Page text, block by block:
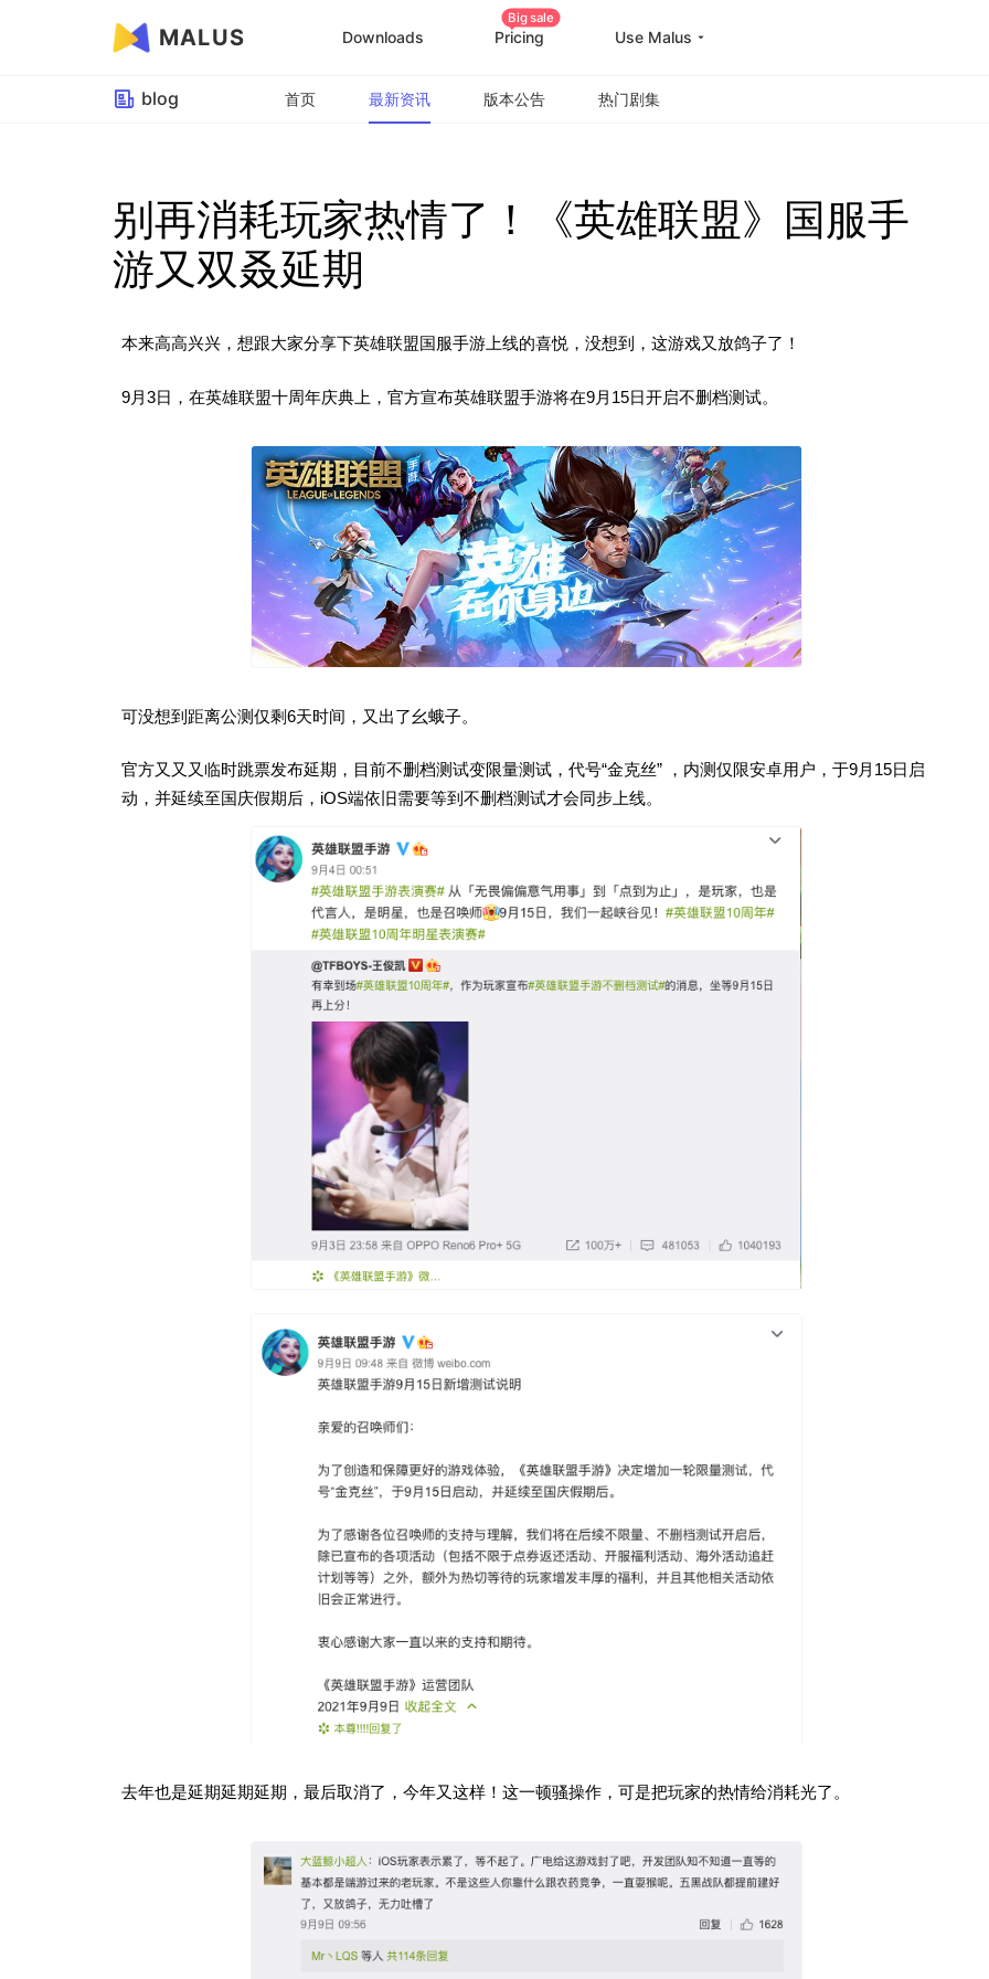
MALUS Downloads Pricing
Big sale
Use Malus
blog 首页 最新资讯 版本公告 热门剧集
别再消耗玩家热情了！《英雄联盟》国服手
游又双叒延期
本来高高兴兴，想跟大家分享下英雄联盟国服手游上线的喜悦，没想到，这游戏又放鸽子了！
9月3日，在英雄联盟十周年庆典上，官方宣布英雄联盟手游将在9月15日开启不删档测试。
可没想到距离公测仅剩6天时间，又出了幺蛾子。
官方又又又临时跳票发布延期，目前不删档测试变限量测试，代号“金克丝” ，内测仅限安卓用户，于9月15日启
动，并延续至国庆假期后，iOS端依旧需要等到不删档测试才会同步上线。
去年也是延期延期延期，最后取消了，今年又这样！这一顿骚操作，可是把玩家的热情给消耗光了。